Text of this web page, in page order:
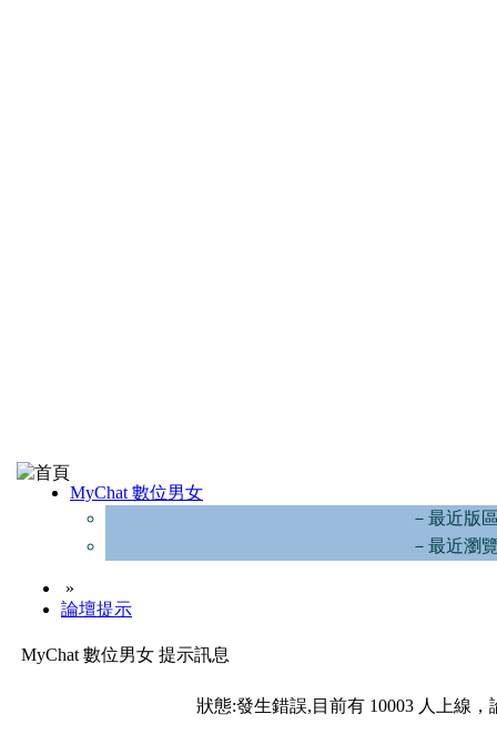
MyChat 數位男女
－最近版
－最近瀏
»
論壇提示
MyChat 數位男女 提示訊息
狀態:發生錯誤,目前有 10003 人上線